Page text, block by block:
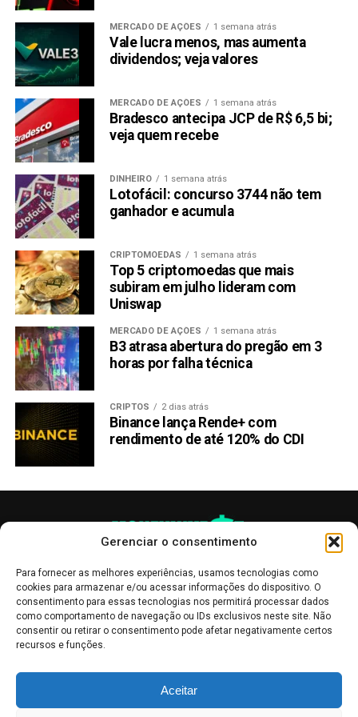
Gerenciar o consentimento
Para fornecer as melhores experiências, usamos tecnologias como
cookies para armazenar e/ou acessar informações do dispositivo. O
consentimento para essas tecnologias nos permitirá processar dados
como comportamento de navegação ou IDs exclusivos neste site. Não
consentir ou retirar o consentimento pode afetar negativamente certos
recursos e funções.
Aceitar
PRÓXIMA:
Notcoin (NOT) dispara 342% em uma semana e está
prestes a entrar entre as principais criptomoedas
NÃO PERCA:
Ripple: Valor de mercado do XRP pode atingir US$ 3
trilhões
MERCADO DE AÇÕES 1 semana atrás
Vale lucra menos, mas aumenta
dividendos; veja valores
MERCADO DE AÇÕES 1 semana atrás
Bradesco antecipa JCP de R$ 6,5 bi;
veja quem recebe
DINHEIRO 1 semana atrás
Lotofácil: concurso 3744 não tem
ganhador e acumula
CRIPTOMOEDAS 1 semana atrás
Top 5 criptomoedas que mais
subiram em julho lideram com
Uniswap
MERCADO DE AÇÕES 1 semana atrás
B3 atrasa abertura do pregão em 3
horas por falha técnica
CRIPTOS 2 dias atrás
Binance lança Rende+ com
rendimento de até 120% do CDI
informativo, servindo como boletins de divulgação, e não devem ser
interpretadas como recomendações de investimento.Leia mais